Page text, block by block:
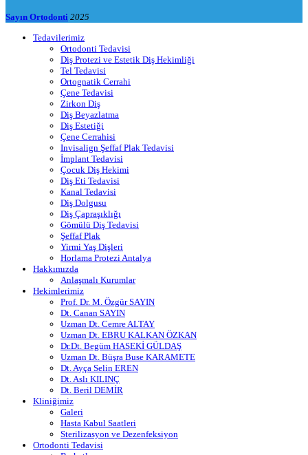
Sayın Ortodonti 2025
Tedavilerimiz
Ortodonti Tedavisi
Diş Protezi ve Estetik Diş Hekimliği
Tel Tedavisi
Ortognatik Cerrahi
Çene Tedavisi
Zirkon Diş
Diş Beyazlatma
Diş Estetiği
Çene Cerrahisi
Invisalign Şeffaf Plak Tedavisi
İmplant Tedavisi
Çocuk Diş Hekimi
Diş Eti Tedavisi
Kanal Tedavisi
Diş Dolgusu
Diş Çapraşıklığı
Gömülü Diş Tedavisi
Şeffaf Plak
Yirmi Yaş Dişleri
Horlama Protezi Antalya
Hakkımızda
Anlaşmalı Kurumlar
Hekimlerimiz
Prof. Dr. M. Özgür SAYIN
Dt. Canan SAYIN
Uzman Dt. Cemre ALTAY
Uzman Dt. EBRU KALKAN ÖZKAN
Dr.Dt. Begüm HASEKİ GÜLDAŞ
Uzman Dt. Büşra Buse KARAMETE
Dt. Ayça Selin EREN
Dt. Aslı KILINÇ
Dt. Beril DEMİR
Kliniğimiz
Galeri
Hasta Kabul Saatleri
Sterilizasyon ve Dezenfeksiyon
Ortodonti Tedavisi